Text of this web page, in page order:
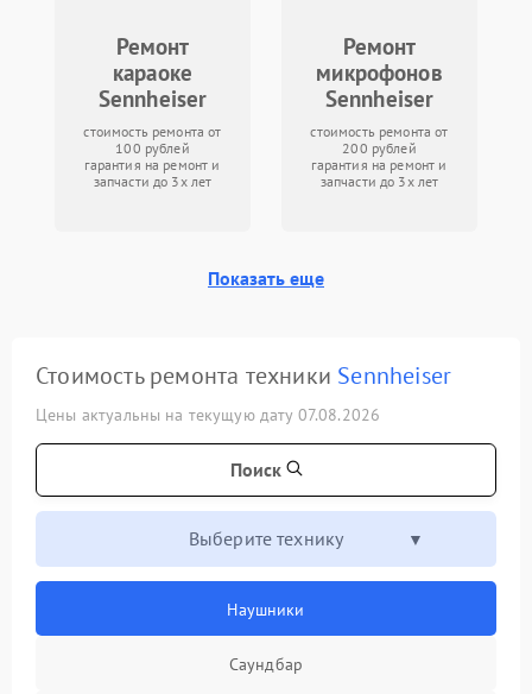
Ремонт
караоке
Sennheiser
стоимость ремонта от
100 рублей
гарантия на ремонт и
запчасти до 3х лет
Ремонт
микрофонов
Sennheiser
стоимость ремонта от
200 рублей
гарантия на ремонт и
запчасти до 3х лет
Показать еще
Стоимость ремонта техники Sennheiser
Цены актуальны на текущую дату 07.08.2026
Поиск
Выберите технику
Наушники
Саундбар